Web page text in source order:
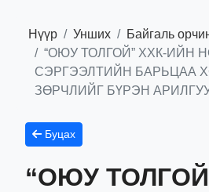
Нүүр Унших
Байгаль
“ОЮУ ТОЛГОЙ” ХХК-ИЙН
СЭРГЭЭЛТИЙН БАРЬЦАА
ЗӨРЧЛИЙГ БҮРЭН
Буцах
“ОЮУ